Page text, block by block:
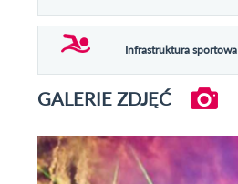
Infrastruktura sportowa
GALERIE ZDJĘĆ